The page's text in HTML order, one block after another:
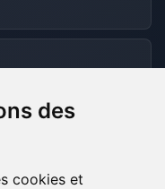
des
cookies et